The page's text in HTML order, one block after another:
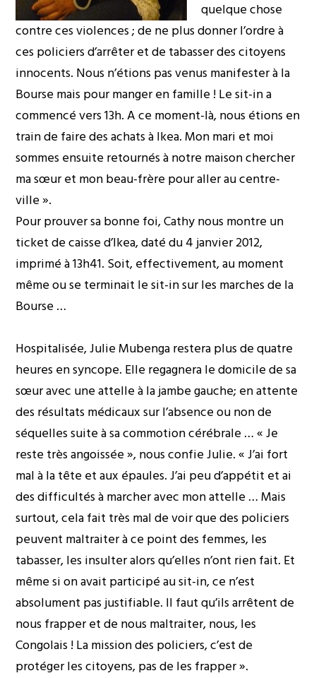
quelque chose
contre ces violences ; de ne plus donner l’ordre à
ces policiers d’arrêter et de tabasser des citoyens
innocents. Nous n’étions pas venus manifester à la
Bourse mais pour manger en famille ! Le sit-in a
commencé vers 13h. A ce moment-là, nous étions en
train de faire des achats à Ikea. Mon mari et moi
sommes ensuite retournés à notre maison chercher
ma sœur et mon beau-frère pour aller au centre-
ville ».
Pour prouver sa bonne foi, Cathy nous montre un
ticket de caisse d’Ikea, daté du 4 janvier 2012,
imprimé à 13h41. Soit, effectivement, au moment
même ou se terminait le sit-in sur les marches de la
Bourse …
Hospitalisée, Julie Mubenga restera plus de quatre
heures en syncope. Elle regagnera le domicile de sa
sœur avec une attelle à la jambe gauche; en attente
des résultats médicaux sur l’absence ou non de
séquelles suite à sa commotion cérébrale … « Je
reste très angoissée », nous confie Julie. « J’ai fort
mal à la tête et aux épaules. J’ai peu d’appétit et ai
des difficultés à marcher avec mon attelle … Mais
surtout, cela fait très mal de voir que des policiers
peuvent maltraiter à ce point des femmes, les
tabasser, les insulter alors qu’elles n’ont rien fait. Et
même si on avait participé au sit-in, ce n’est
absolument pas justifiable. Il faut qu’ils arrêtent de
nous frapper et de nous maltraiter, nous, les
Congolais ! La mission des policiers, c’est de
protéger les citoyens, pas de les frapper ».